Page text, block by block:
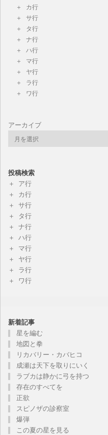
カ行
サ行
タ行
ナ行
ハ行
マ行
ヤ行
ラ行
ワ行
アーカイブ
投稿検索
ア行
カ行
サ行
タ行
ナ行
ハ行
マ行
ヤ行
ラ行
ワ行
新着記事
星を編む
地図と拳
リカバリー・カバヒコ
成瀬は天下を取りにいく
ラブカは静かに弓を持つ
存在のすべてを
正欲
スピノザの診察室
爆弾
この夏の星を見る